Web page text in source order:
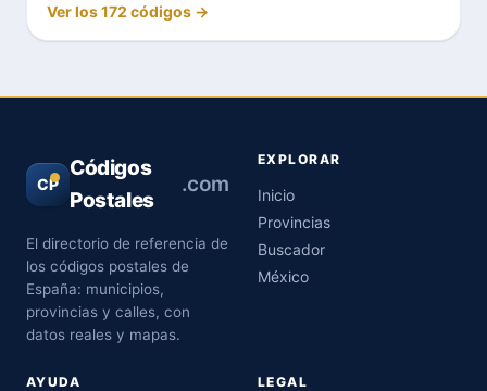
Ver los 172 códigos →
CP
Códigos
Postales
.com
El directorio de referencia de
los códigos postales de
España: municipios,
provincias y calles, con
datos reales y mapas.
EXPLORAR
Inicio
Provincias
Buscador
México
AYUDA LEGAL